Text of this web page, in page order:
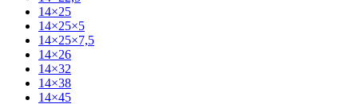
14×25
14×25×5
14×25×7,5
14×26
14×32
14×38
14×45